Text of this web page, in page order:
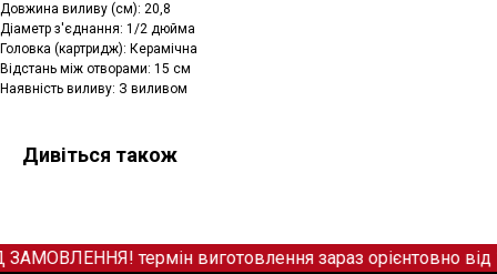
Довжина виливу (см): 20,8
Діаметр з'єднання: 1/2 дюйма
Головка (картридж): Керамічна
Відстань між отворами: 15 см
Наявність виливу: З виливом
Дивіться також
термін виготовлення зараз орієнтовно від